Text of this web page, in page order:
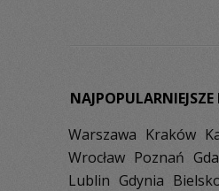
Warszawa Kraków
Wrocław Poznań
Lublin Gdynia